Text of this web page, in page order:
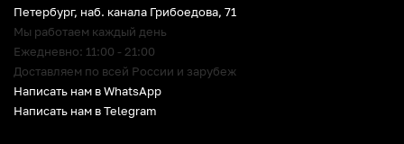
Петербург, наб. канала Грибоедова, 71
Мы работаем каждый день
Ежедневно: 11:00 - 21:00
Доставляем по всей России и зарубеж
Написать нам в WhatsApp
Написать нам в Telegram